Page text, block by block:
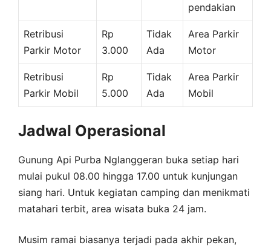
pendakian
Retribusi
Parkir Motor
Rp
3.000
Tidak
Ada
Area Parkir
Motor
Retribusi
Parkir Mobil
Rp
5.000
Tidak
Ada
Area Parkir
Mobil
Jadwal Operasional
Gunung Api Purba Nglanggeran buka setiap hari
mulai pukul 08.00 hingga 17.00 untuk kunjungan
siang hari. Untuk kegiatan camping dan menikmati
matahari terbit, area wisata buka 24 jam.
Musim ramai biasanya terjadi pada akhir pekan,